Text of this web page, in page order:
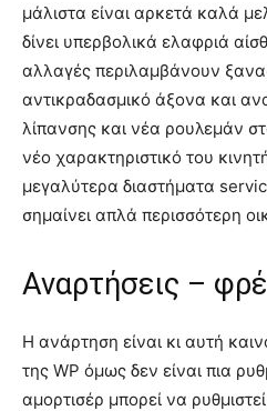
μάλιστα είναι αρκετά καλά
δίνει υπερβολικά ελαφριά
αλλαγές περιλαμβάνουν
αντικραδασμικό άξονα και
λίπανσης και νέα ρουλεμάν
νέο χαρακτηριστικό του
μεγαλύτερα διαστήματα
σημαίνει απλά περισσότερη
Αναρτήσεις –
Η ανάρτηση είναι κι αυτή
της WP όμως δεν είναι πια
αμορτισέρ μπορεί να